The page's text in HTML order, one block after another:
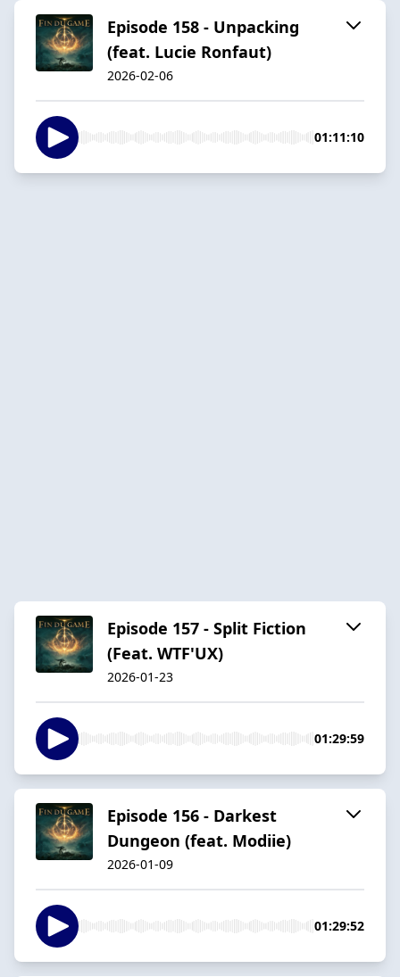
Episode 158 - Unpacking
(feat. Lucie Ronfaut)
2026-02-06
01:11:10
Episode 157 - Split Fiction
(Feat. WTF'UX)
2026-01-23
01:29:59
Episode 156 - Darkest
Dungeon (feat. Modiie)
2026-01-09
01:29:52